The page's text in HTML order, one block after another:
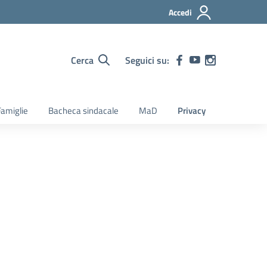
Accedi
Cerca Seguici su:
Bacheca sindacale MaD Privacy